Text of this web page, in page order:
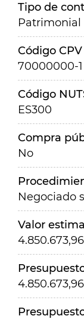
Tipo de
Patrimonial
Código CPV
70000000-1
Código
ES300
Compra
No
Negociado
Valor